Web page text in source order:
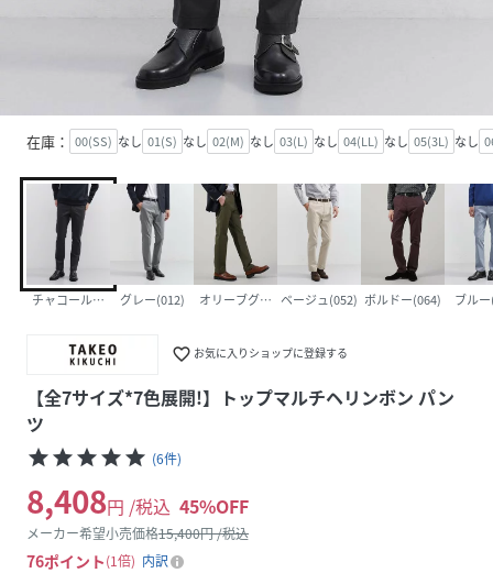
在庫： 00(SS) なし 01(S) なし 02(M) なし 03(L) なし 04(LL) なし 05(3L) なし
チャコールグレー(014)
グレー(012) オリーブグリーン(026)
ベージュ(052) ボルドー(064) ブル
favorite_border お気に入りショップに登録する
【全7サイズ*7色展開!】トップマルチヘリンボン パン
ツ
starstarstarstarstar (6件)
8,408円 /税込 45%OFF
メーカー希望小売価格15,400円 /税込
76ポイント 1倍
内訳